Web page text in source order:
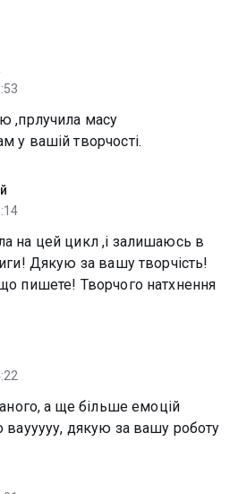
,прлучила масу
у вашій творчості.
на цей цикл ,і залишаюсь в
Дякую за вашу творчість!
пишете! Творчого натхнення
а ще більше емоцій
ваууууу, дякую за вашу роботу